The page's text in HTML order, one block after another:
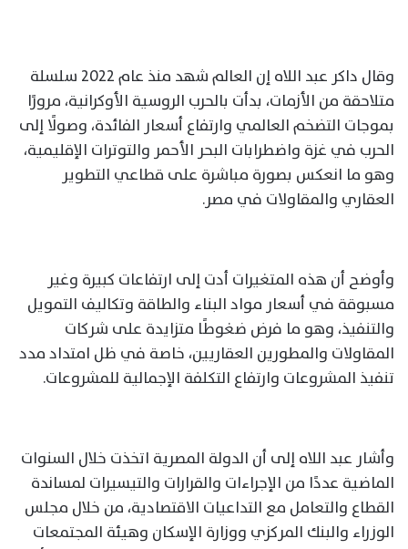
وقال داكر عبد اللاه إن العالم شهد منذ عام 2022 سلسلة
متلاحقة من الأزمات، بدأت بالحرب الروسية الأوكرانية، مرورًا
بموجات التضخم العالمي وارتفاع أسعار الفائدة، وصولًا إلى
الحرب في غزة واضطرابات البحر الأحمر والتوترات الإقليمية،
وهو ما انعكس بصورة مباشرة على قطاعي التطوير
العقاري والمقاولات في مصر.
وأوضح أن هذه المتغيرات أدت إلى ارتفاعات كبيرة وغير
مسبوقة في أسعار مواد البناء والطاقة وتكاليف التمويل
والتنفيذ، وهو ما فرض ضغوطًا متزايدة على شركات
المقاولات والمطورين العقاريين، خاصة في ظل امتداد مدد
تنفيذ المشروعات وارتفاع التكلفة الإجمالية للمشروعات.
وأشار عبد اللاه إلى أن الدولة المصرية اتخذت خلال السنوات
الماضية عددًا من الإجراءات والقرارات والتيسيرات لمساندة
القطاع والتعامل مع التداعيات الاقتصادية، من خلال مجلس
الوزراء والبنك المركزي ووزارة الإسكان وهيئة المجتمعات